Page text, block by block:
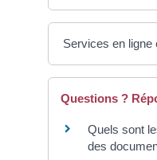
Services en ligne
Questions ?
Quels sont
des